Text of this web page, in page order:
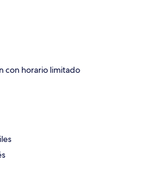
con horario limitado